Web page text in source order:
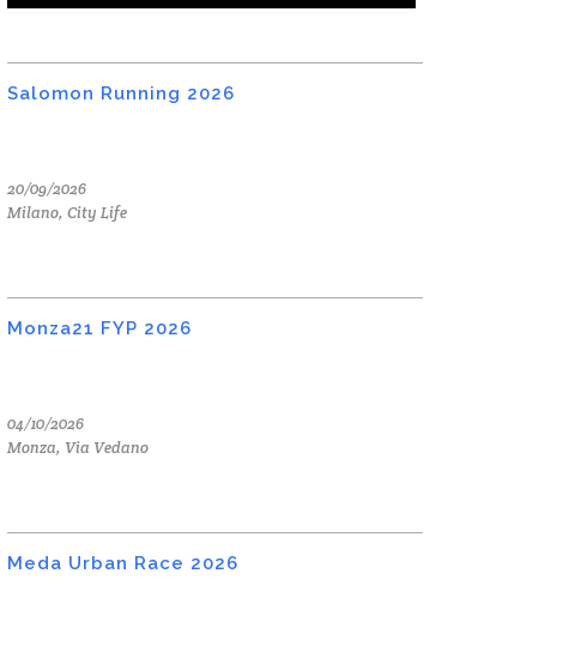
Salomon Running 2026
20/09/2026
Milano, City Life
Monza21 FYP 2026
04/10/2026
Monza, Via Vedano
Meda Urban Race 2026